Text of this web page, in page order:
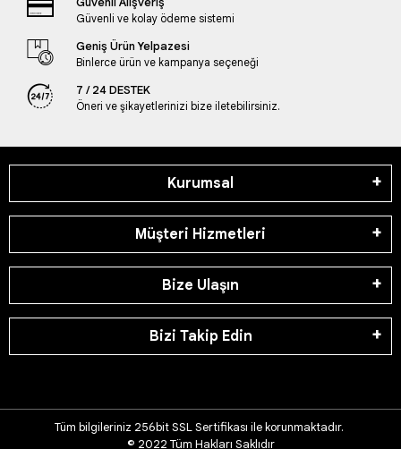
Güvenli ve kolay ödeme sistemi
Geniş Ürün Yelpazesi
Binlerce ürün ve kampanya seçeneği
7 / 24 DESTEK
Öneri ve şikayetlerinizi bize iletebilirsiniz.
Kurumsal
Müşteri Hizmetleri
Bize Ulaşın
Bizi Takip Edin
Tüm bilgileriniz 256bit SSL Sertifikası ile korunmaktadır.
© 2022 Tüm Hakları Saklıdır